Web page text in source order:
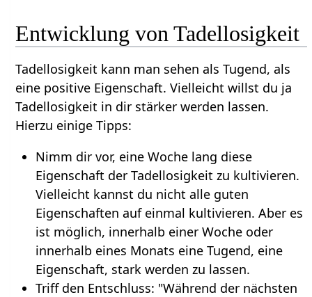
Entwicklung von Tadellosigkeit
Tadellosigkeit kann man sehen als Tugend, als
eine positive Eigenschaft. Vielleicht willst du ja
Tadellosigkeit in dir stärker werden lassen.
Hierzu einige Tipps:
Nimm dir vor, eine Woche lang diese
Eigenschaft der Tadellosigkeit zu kultivieren.
Vielleicht kannst du nicht alle guten
Eigenschaften auf einmal kultivieren. Aber es
ist möglich, innerhalb einer Woche oder
innerhalb eines Monats eine Tugend, eine
Eigenschaft, stark werden zu lassen.
Triff den Entschluss: "Während der nächsten